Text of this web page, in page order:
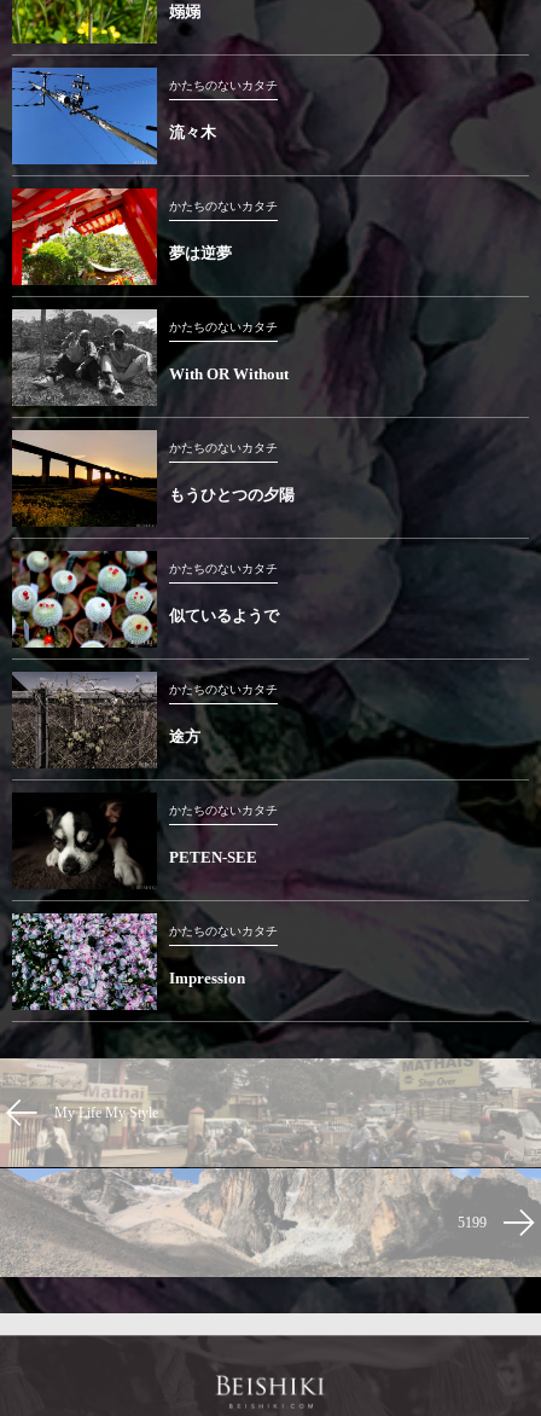
嫋嫋
かたちのないカタチ
流々木
かたちのないカタチ
夢は逆夢
かたちのないカタチ
With OR Without
かたちのないカタチ
もうひとつの夕陽
かたちのないカタチ
似ているようで
かたちのないカタチ
途方
かたちのないカタチ
PETEN-SEE
かたちのないカタチ
Impression
My Life My Style
5199